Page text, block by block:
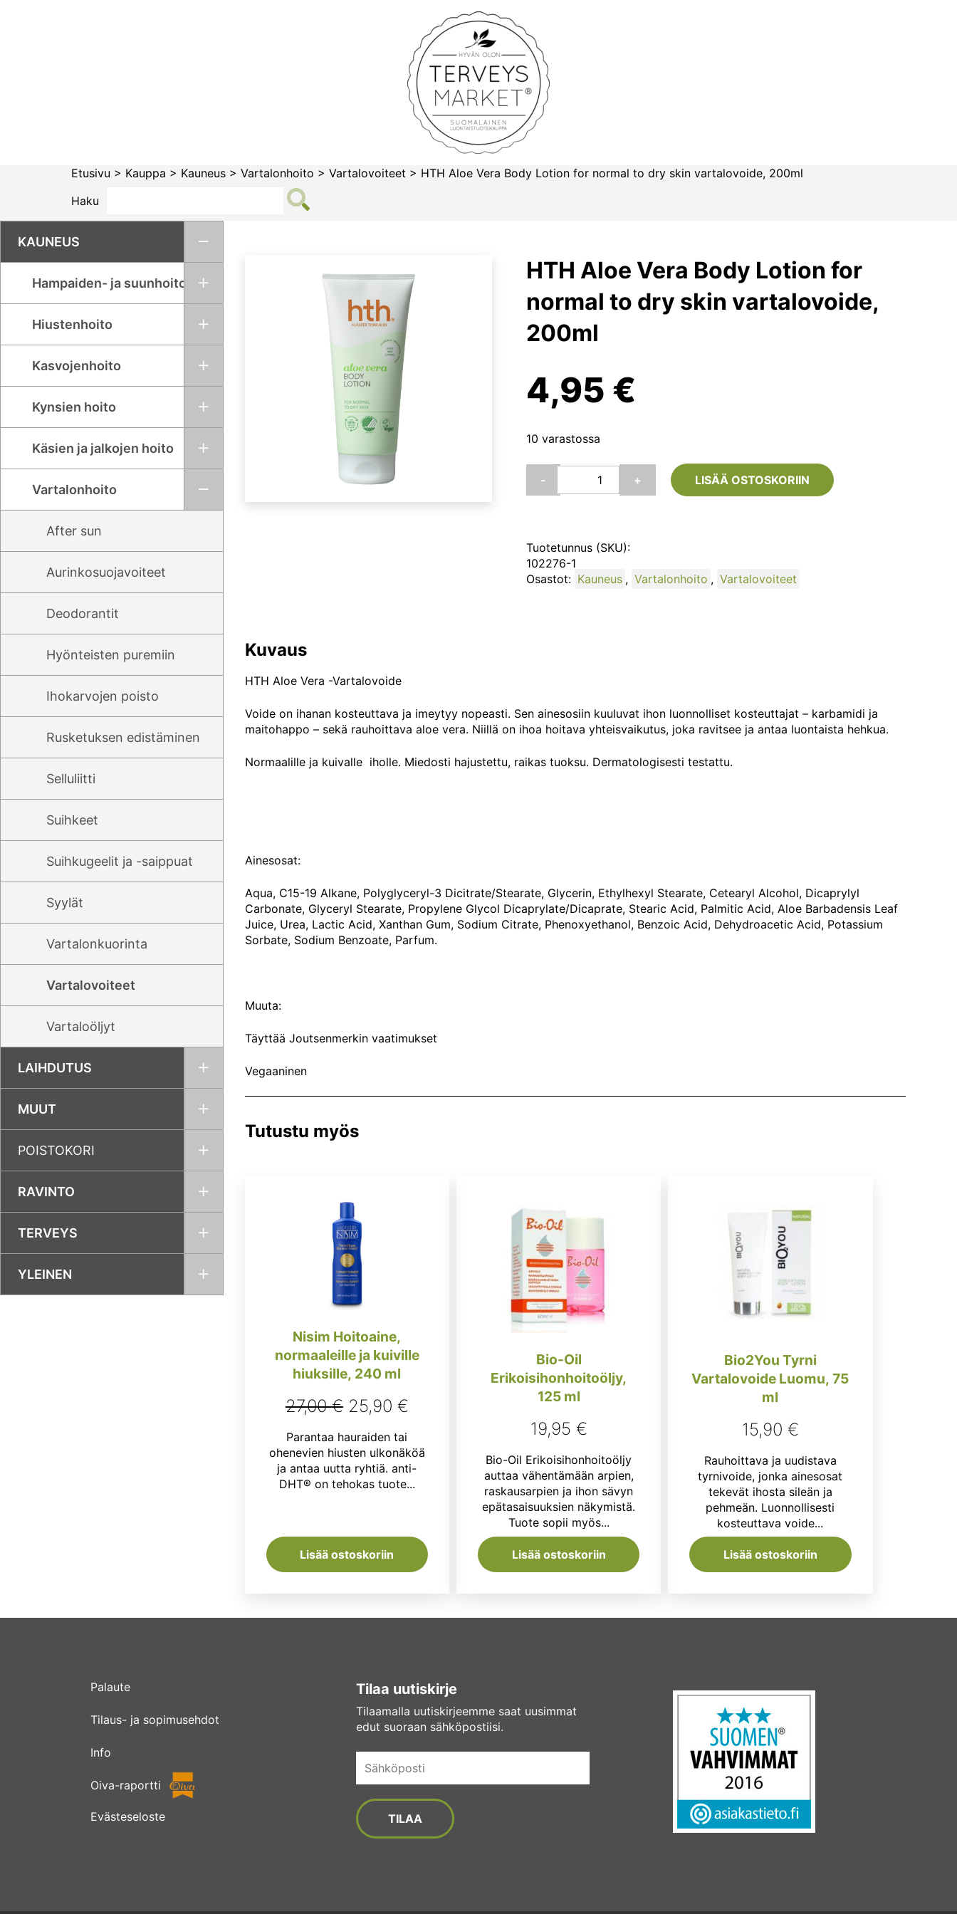
Terveysmarket
Etusivu > Kauppa > Kauneus > Vartalonhoito > Vartalovoiteet > HTH Aloe Vera Body Lotion for normal to dry skin vartalovoide, 200ml
Haku
KAUNEUS
Hampaiden- ja suunhoito
Hiustenhoito
Kasvojenhoito
Kynsien hoito
Käsien ja jalkojen hoito
Vartalonhoito
After sun
Aurinkosuojavoiteet
Deodorantit
Hyönteisten puremiin
Ihokarvojen poisto
Rusketuksen edistäminen
Selluliitti
Suihkeet
Suihkugeelit ja -saippuat
Syylät
Vartalonkuorinta
Vartalovoiteet
Vartaloöljyt
LAIHDUTUS
MUUT
POISTOKORI
RAVINTO
TERVEYS
YLEINEN
HTH Aloe Vera Body Lotion for
normal to dry skin vartalovoide,
200ml
4,95 €
10 varastossa
-
for
normal
to
+ LISÄÄ OSTOSKORIIN
Tuotetunnus (SKU):
102276-1
Osastot: Kauneus , Vartalonhoito , Vartalovoiteet
Kuvaus
HTH Aloe Vera -Vartalovoide
Voide on ihanan kosteuttava ja imeytyy nopeasti. Sen ainesosiin kuuluvat ihon luonnolliset kosteuttajat – karbamidi ja
maitohappo – sekä rauhoittava aloe vera. Niillä on ihoa hoitava yhteisvaikutus, joka ravitsee ja antaa luontaista hehkua.
Normaalille ja kuivalle iholle. Miedosti hajustettu, raikas tuoksu. Dermatologisesti testattu.
Ainesosat:
Aqua, C15-19 Alkane, Polyglyceryl-3 Dicitrate/Stearate, Glycerin, Ethylhexyl Stearate, Cetearyl Alcohol, Dicaprylyl
Carbonate, Glyceryl Stearate, Propylene Glycol Dicaprylate/Dicaprate, Stearic Acid, Palmitic Acid, Aloe Barbadensis Leaf
Juice, Urea, Lactic Acid, Xanthan Gum, Sodium Citrate, Phenoxyethanol, Benzoic Acid, Dehydroacetic Acid, Potassium
Sorbate, Sodium Benzoate, Parfum.
Muuta:
Täyttää Joutsenmerkin vaatimukset
Vegaaninen
Tutustu myös
Nisim Hoitoaine,
normaaleille ja kuiville
hiuksille, 240 ml
27,00€ Alkuperäinen
hinta
oli:
27,00 €.
25,90 €Nykyinen
on:
25,90 €.
Parantaa hauraiden tai
ohenevien hiusten ulkonäköä
ja antaa uutta ryhtiä. anti-
DHT® on tehokas tuote...
Lisää ostoskoriin
Bio-Oil
Erikoisihonhoitoöljy,
125 ml
19,95 €
Bio-Oil Erikoisihonhoitoöljy
auttaa vähentämään arpien,
raskausarpien ja ihon sävyn
epätasaisuuksien näkymistä.
Tuote sopii myös...
Lisää ostoskoriin
Bio2You Tyrni
Vartalovoide Luomu, 75
ml
15,90 €
Rauhoittava ja uudistava
tyrnivoide, jonka ainesosat
tekevät ihosta sileän ja
pehmeän. Luonnollisesti
kosteuttava voide...
Lisää ostoskoriin
Palaute
Tilaus- ja sopimusehdot
Info
Oiva-raportti
Evästeseloste
Tilaa uutiskirje
Tilaamalla uutiskirjeemme saat uusimmat
edut suoraan sähköpostiisi.